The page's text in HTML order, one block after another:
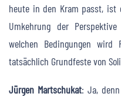
heute in den Kram passt, ist
Umkehrung der
welchen Bedingungen
tatsächlich Grundfeste von
Jürgen Martschukat: Ja,